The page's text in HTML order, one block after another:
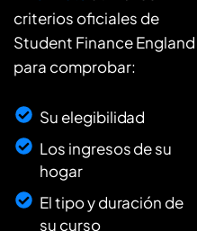
criterios oficiales de
Student Finance England
para comprobar:
Su elegibilidad
Los ingresos de su
hogar
El tipo y duración de
su curso